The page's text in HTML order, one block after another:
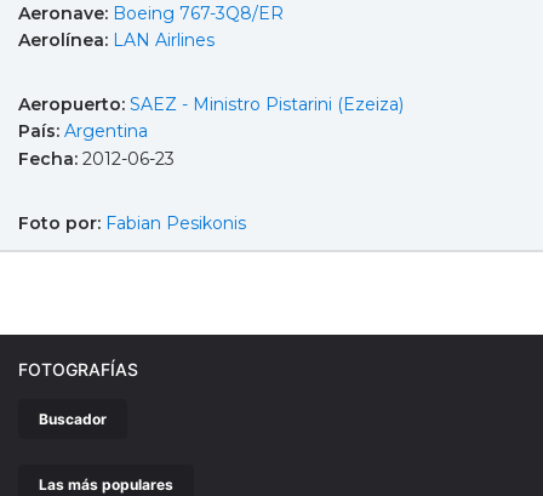
Aeronave: Boeing 767-3Q8/ER
Aerolínea: LAN Airlines
Aeropuerto: SAEZ - Ministro Pistarini (Ezeiza)
País: Argentina
Fecha: 2012-06-23
Foto por: Fabian Pesikonis
FOTOGRAFÍAS
Buscador
Las más populares